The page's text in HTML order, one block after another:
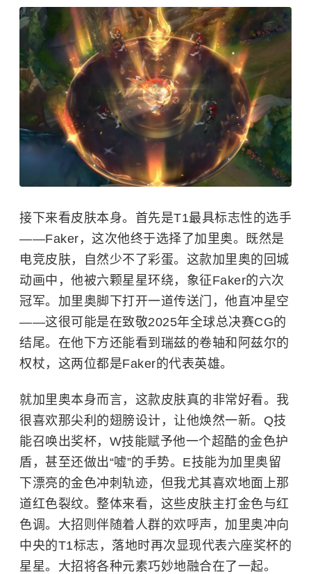
接下来看皮肤本身。首先是T1最具标志性的选手
——Faker，这次他终于选择了加里奥。既然是
电竞皮肤，自然少不了彩蛋。这款加里奥的回城
动画中，他被六颗星星环绕，象征Faker的六次
冠军。加里奥脚下打开一道传送门，他直冲星空
——这很可能是在致敬2025年全球总决赛CG的
结尾。在他下方还能看到瑞兹的卷轴和阿兹尔的
权杖，这两位都是Faker的代表英雄。
就加里奥本身而言，这款皮肤真的非常好看。我
很喜欢那尖利的翅膀设计，让他焕然一新。Q技
能召唤出奖杯，W技能赋予他一个超酷的金色护
盾，甚至还做出“嘘”的手势。E技能为加里奥留
下漂亮的金色冲刺轨迹，但我尤其喜欢地面上那
道红色裂纹。整体来看，这些皮肤主打金色与红
色调。大招则伴随着人群的欢呼声，加里奥冲向
中央的T1标志，落地时再次显现代表六座奖杯的
星星。大招将各种元素巧妙地融合在了一起。